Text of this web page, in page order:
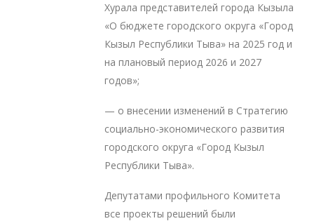
Хурала представителей города Кызыла
«О бюджете городского округа «Город
Кызыл Республики Тыва» на 2025 год и
на плановый период 2026 и 2027
годов»;
— о внесении изменений в Стратегию
социально-экономического развития
городского округа «Город Кызыл
Республики Тыва».
Депутатами профильного Комитета
все проекты решений были